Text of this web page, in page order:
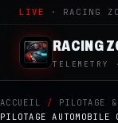
LIVE · RACING
RACING
TELEMETRY
ACCUEIL / PILOTAGE
PILOTAGE AUTOMOBILE